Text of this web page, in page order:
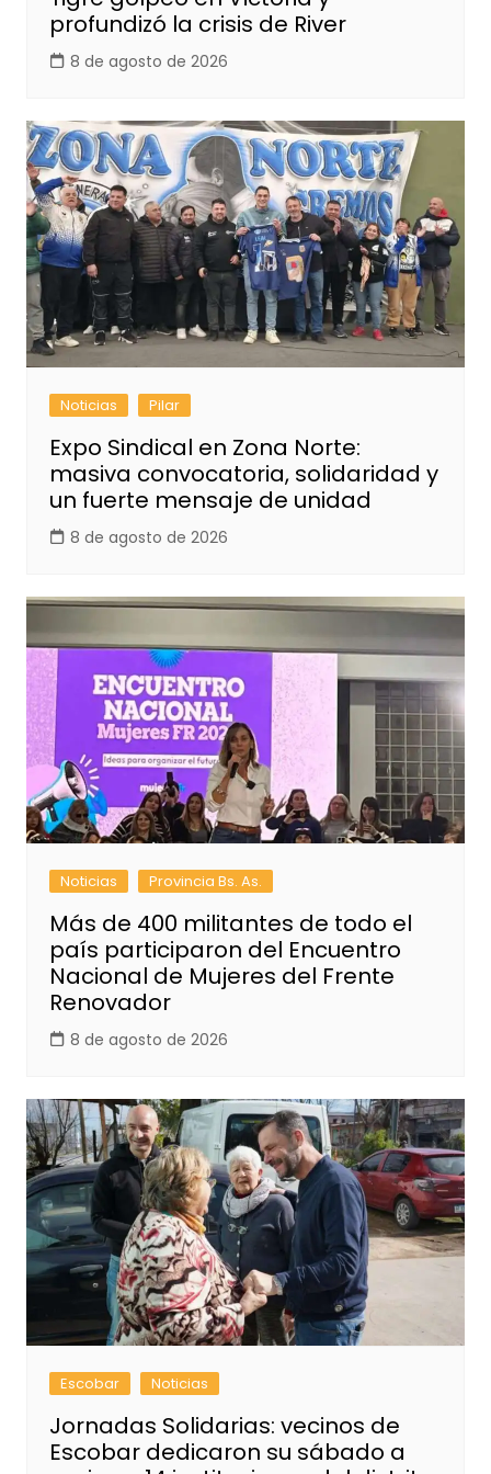
profundizó la crisis de River
8 de agosto de 2026
Noticias Pilar
Expo Sindical en Zona Norte:
masiva convocatoria, solidaridad y
un fuerte mensaje de unidad
8 de agosto de 2026
Noticias Provincia Bs. As.
Más de 400 militantes de todo el
país participaron del Encuentro
Nacional de Mujeres del Frente
Renovador
8 de agosto de 2026
Escobar Noticias
Jornadas Solidarias: vecinos de
Escobar dedicaron su sábado a